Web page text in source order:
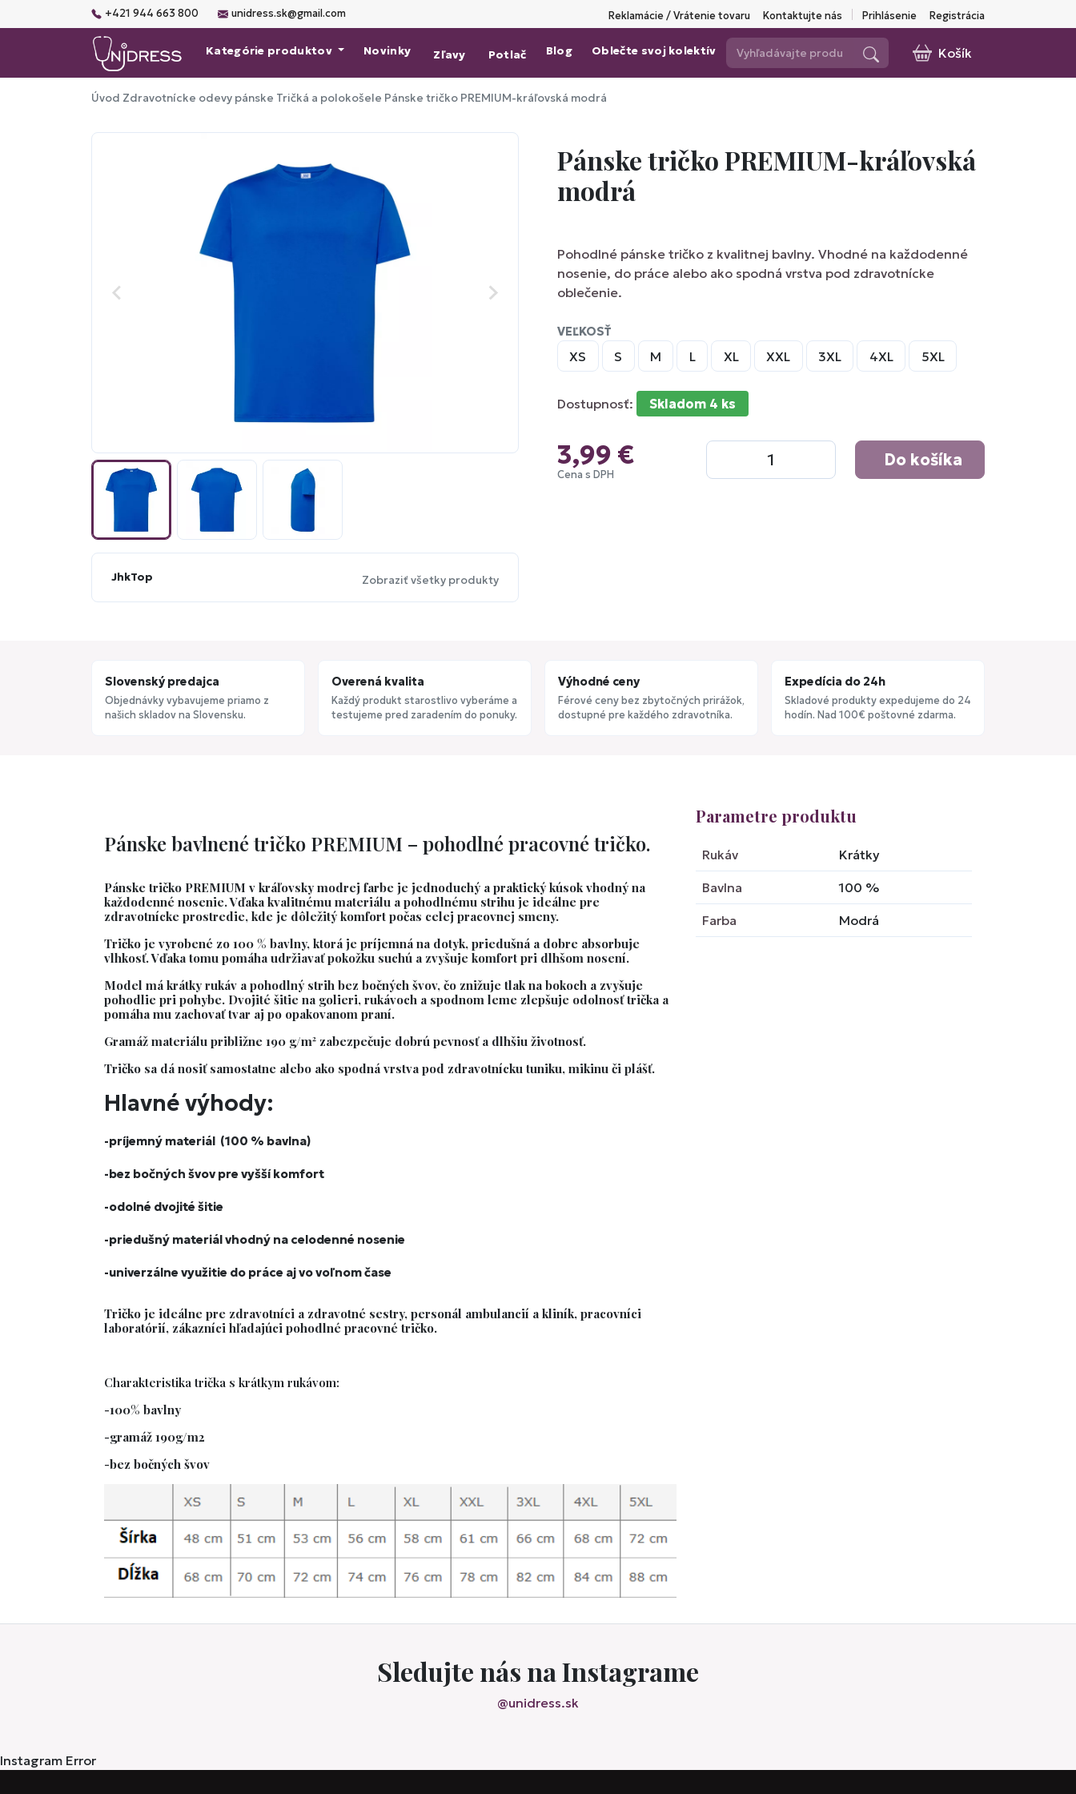
+421 944 663 800 unidress.sk@gmail.com Reklamácie / Vrátenie tovaru Kontaktujte nás Prihlásenie Registrácia
Kategórie produktov Novinky Zľavy Potlač Blog Oblečte svoj kolektív Košík
Úvod Zdravotnícke odevy pánske Tričká a polokošele Pánske tričko PREMIUM-kráľovská modrá
JhkTop Zobraziť všetky produkty
Pánske tričko PREMIUM-kráľovská
modrá
Pohodlné pánske tričko z kvalitnej bavlny. Vhodné na každodenné
nosenie, do práce alebo ako spodná vrstva pod zdravotnícke
oblečenie.
VEĽKOSŤ
XS S M L XL XXL 3XL 4XL 5XL
Dostupnosť: Skladom 4 ks
3,99 €
Cena s DPH
Do košíka
Slovenský predajca
Objednávky vybavujeme priamo z
našich skladov na Slovensku.
Overená kvalita
Každý produkt starostlivo vyberáme a
testujeme pred zaradením do ponuky.
Výhodné ceny
Férové ceny bez zbytočných prirážok,
dostupné pre každého zdravotníka.
Expedícia do 24h
Skladové produkty expedujeme do 24
hodín. Nad 100€ poštovné zdarma.
Pánske bavlnené tričko PREMIUM – pohodlné pracovné tričko.
Pánske tričko PREMIUM v kráľovsky modrej farbe je jednoduchý a praktický kúsok vhodný na
každodenné nosenie. Vďaka kvalitnému materiálu a pohodlnému strihu je ideálne pre
zdravotnícke prostredie, kde je dôležitý komfort počas celej pracovnej smeny.
Tričko je vyrobené zo 100 % bavlny, ktorá je príjemná na dotyk, priedušná a dobre absorbuje
vlhkosť. Vďaka tomu pomáha udržiavať pokožku suchú a zvyšuje komfort pri dlhšom nosení.
Model má krátky rukáv a pohodlný strih bez bočných švov, čo znižuje tlak na bokoch a zvyšuje
pohodlie pri pohybe. Dvojité šitie na golieri, rukávoch a spodnom leme zlepšuje odolnosť trička a
pomáha mu zachovať tvar aj po opakovanom praní.
Gramáž materiálu približne 190 g/m² zabezpečuje dobrú pevnosť a dlhšiu životnosť.
Tričko sa dá nosiť samostatne alebo ako spodná vrstva pod zdravotnícku tuniku, mikinu či plášť.
Hlavné výhody:
-príjemný materiál (100 % bavlna)
-bez bočných švovpre vyšší komfort
-odolné dvojité šitie
-priedušný materiál vhodný na celodenné nosenie
-univerzálne využitie do práce aj vo voľnom čase
Tričko je ideálne pre zdravotníci a zdravotné sestry, personál ambulancií a kliník, pracovníci
laboratórií, zákazníci hľadajúci pohodlné pracovné tričko.
Charakteristika trička s krátkym rukávom:
-100% bavlny
-gramáž 190g/m2
-bez bočných švov
Parametre produktu
Rukáv Krátky
Bavlna 100 %
Farba Modrá
Sledujte nás na Instagrame
@unidress.sk
Instagram Error